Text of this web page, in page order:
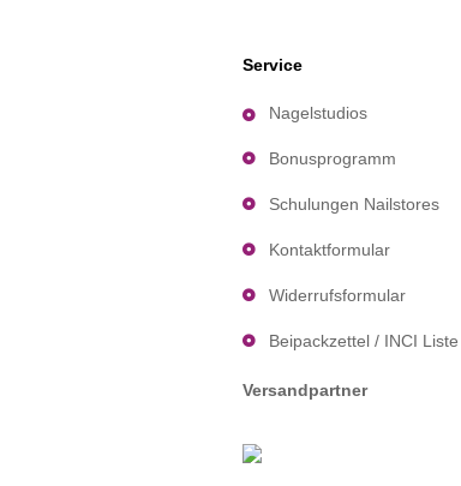
Service
Nagelstudios
Bonusprogramm
Schulungen Nailstores
Kontaktformular
Widerrufsformular
Beipackzettel / INCI Liste
Versandpartner